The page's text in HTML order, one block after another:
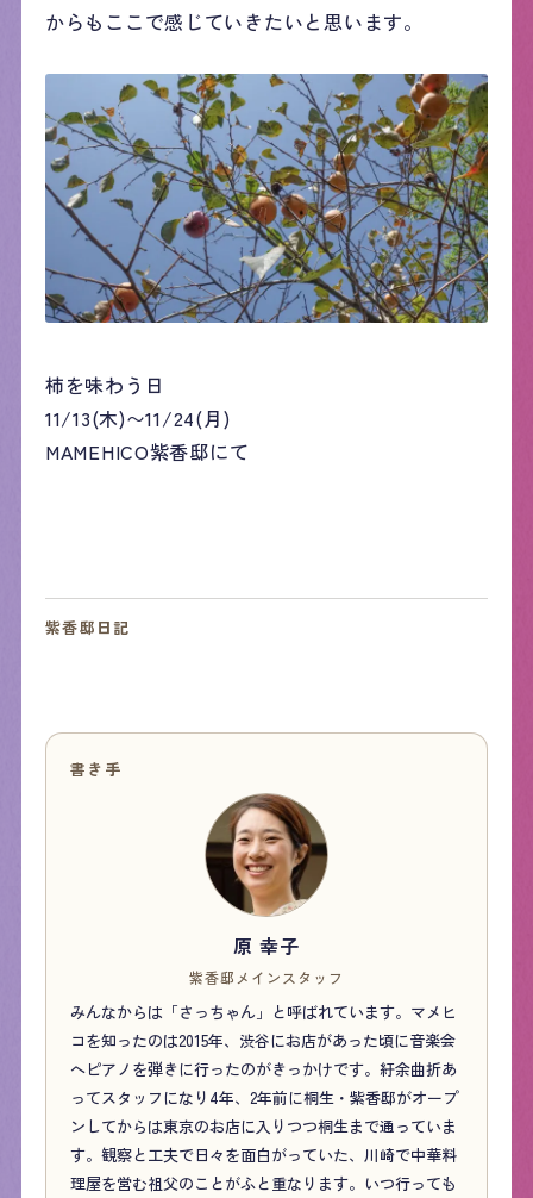
からもここで感じていきたいと思います。
柿を味わう日
11/13(木)〜11/24(月)
MAMEHICO紫香邸にて
紫香邸日記
書き手
原 幸子
紫香邸メインスタッフ
みんなからは「さっちゃん」と呼ばれています。マメヒ
コを知ったのは2015年、渋谷にお店があった頃に音楽会
へピアノを弾きに行ったのがきっかけです。紆余曲折あ
ってスタッフになり4年、2年前に桐生・紫香邸がオープ
ンしてからは東京のお店に入りつつ桐生まで通っていま
す。観察と工夫で日々を面白がっていた、川崎で中華料
理屋を営む祖父のことがふと重なります。いつ行っても